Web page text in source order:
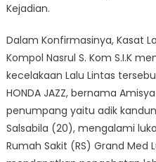
Kejadian.
Dalam Konfirmasinya, Kasat
Kompol Nasrul S. Kom S.I.K
kecelakaan Lalu Lintas
HONDA JAZZ, bernama
penumpang yaitu adik
Salsabila (20), mengalami
Rumah Sakit (RS) Grand Med